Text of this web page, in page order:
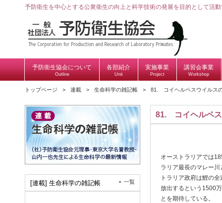
予防衛生を中心とする公衆衛生の向上と科学技術の発展を目的として活
予防衛生協会について
Outline
各部紹介
Unit
実施事業
Project
講習会事業
Workshop
トップページ 連載 生命科学の雑記帳 81. コイヘルペスウイルス
81. コイヘルペス
オーストラリアでは
ラリア最長のマレー
トラリア政府は鯉の
放出するという1500
とを期待している。
[連載] 生命科学の雑記帳 一覧